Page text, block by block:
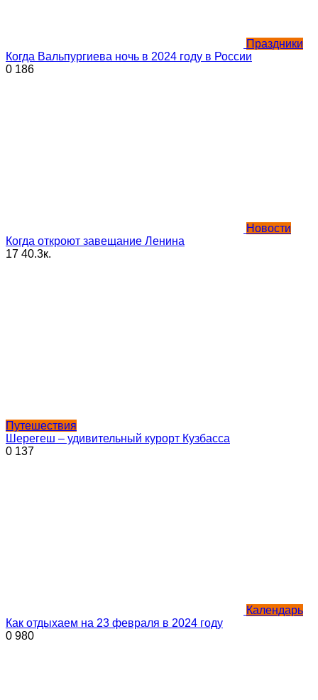
Праздники
Когда Вальпургиева ночь в 2024 году в России
0 186
Новости
Когда откроют завещание Ленина
17 40.3к.
Путешествия
Шерегеш – удивительный курорт Кузбасса
0 137
Календарь
Как отдыхаем на 23 февраля в 2024 году
0 980